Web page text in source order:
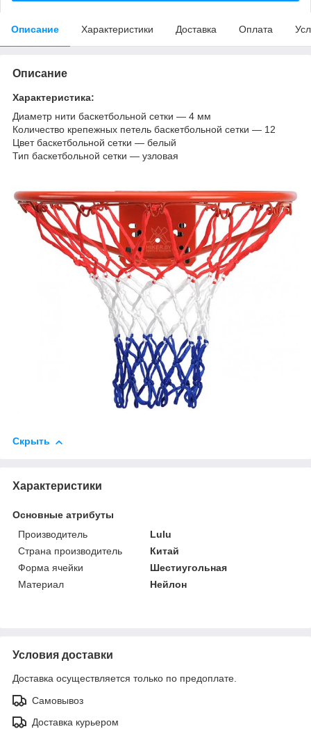
Описание Характеристики Доставка Оплата
Описание
Характеристика:
Диаметр нити баскетбольной сетки ― 4 мм
Количество крепежных петель баскетбольной сетки ― 12
Цвет баскетбольной сетки ― белый
Тип баскетбольной сетки ― узловая
Скрыть
Характеристики
Основные атрибуты
Производитель
Lulu
Страна производитель
Китай
Форма ячейки
Шестиугольная
Материал
Нейлон
Условия доставки
Доставка осуществляется только по предоплате.
Самовывоз
Доставка курьером